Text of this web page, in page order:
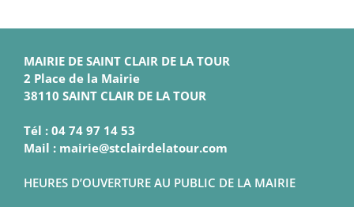
MAIRIE DE SAINT CLAIR DE LA TOUR
2 Place de la Mairie
38110 SAINT CLAIR DE LA TOUR
Tél : 04 74 97 14 53
Mail : mairie@stclairdelatour.com
HEURES D’OUVERTURE AU PUBLIC DE LA MAIRIE